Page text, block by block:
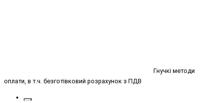
Гнучкі методи
оплати, в т.ч. безготівковий розрахунок з ПДВ